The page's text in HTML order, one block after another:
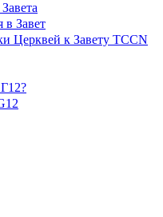
в Завет
Церквей к Завету TCCN